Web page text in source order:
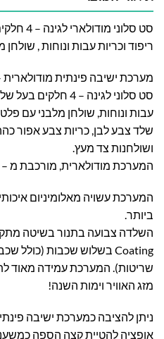
סט
ריפוד וכריות עבות ונוחות ,
מערכת ישיבה פינתית מודולארית
סט סלוני לגינה – 4
עבות ונוחות, שולחן מלבני עם
שלד צבע לבן, כריות צבע אפור
ושולחנות צד מעץ.
המערכת מודולארית, מורכבת מ – 3 חלקי פינה ושולחן.
המערכת עשויה מאלומיניום
ביותר.
שריטות). המערכת עמידה מאוד
מזג האוויר וימות השנה!
אופציה להטיית קצה הספה